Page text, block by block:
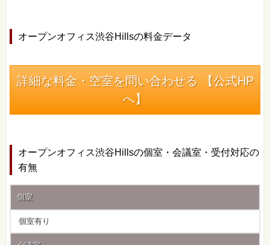
オープンオフィス渋谷Hillsの料金データ
詳細な料金・空室を問い合わせる 【公式HP
へ】
オープンオフィス渋谷Hillsの個室・会議室・受付対応の
有無
個室
個室有り